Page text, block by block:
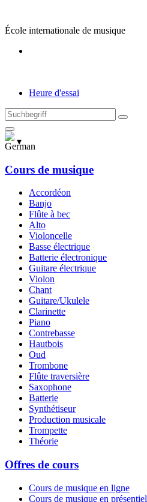
content
École internationale de musique
Heure d'essai
Suchen
nach
:
▾
Cours de musique
Accordéon
Banjo
Flûte à bec
Alto
Violoncelle
Basse électrique
Batterie électronique
Guitare électrique
Violon
Chant
Guitare/Ukulele
Clarinette
Piano
Contrebasse
Hautbois
Oud
Trombone
Flûte traversière
Saxophone
Batterie
Synthétiseur
Production musicale
Trompette
Théorie
Offres de cours
Cours de musique en ligne
Cours de musique en présentiel